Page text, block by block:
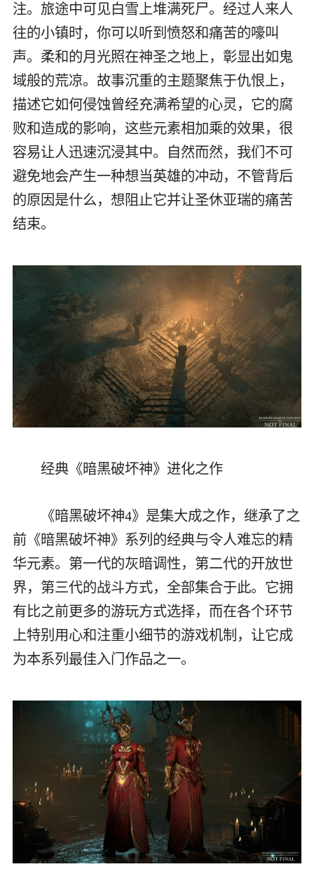
注。旅途中可见白雪上堆满死尸。经过人来人
往的小镇时，你可以听到愤怒和痛苦的嚎叫
声。柔和的月光照在神圣之地上，彰显出如鬼
域般的荒凉。故事沉重的主题聚焦于仇恨上，
描述它如何侵蚀曾经充满希望的心灵，它的腐
败和造成的影响，这些元素相加乘的效果，很
容易让人迅速沉浸其中。自然而然，我们不可
避免地会产生一种想当英雄的冲动，不管背后
的原因是什么，想阻止它并让圣休亚瑞的痛苦
结束。
经典《暗黑破坏神》进化之作
《暗黑破坏神4》是集大成之作，继承了之
前《暗黑破坏神》系列的经典与令人难忘的精
华元素。第一代的灰暗调性，第二代的开放世
界，第三代的战斗方式，全部集合于此。它拥
有比之前更多的游玩方式选择，而在各个环节
上特别用心和注重小细节的游戏机制，让它成
为本系列最佳入门作品之一。